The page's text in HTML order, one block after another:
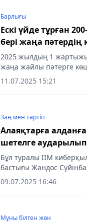
Барлығы
Ескі үйде тұрған
бері жаңа пәтердің
2025 жылдың 1
жаңа жайлы пәтерге
қаласы әкімдігінің
құрылыс...
11.07.2025 15:21
Заң мен тəртіп
Алаяқтарға
шетелге аударылып
Бұл туралы ІІМ
бастығы Жандос
09.07.2025 16:46
Мұны білген жөн